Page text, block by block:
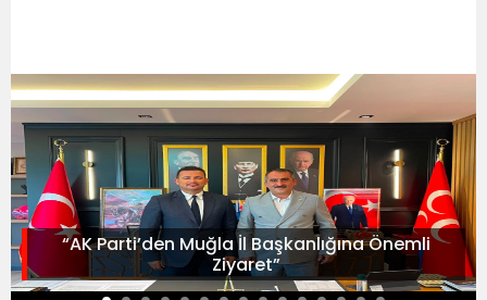
“AK Parti’den Muğla İl Başkanlığına Önemli
Ziyaret”